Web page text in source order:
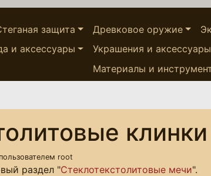
защита Древковое оружие
и аксессуары Украшения и аксессуары
Материалы и
клинки
root
раздел "Стеклотекстолитовые мечи".